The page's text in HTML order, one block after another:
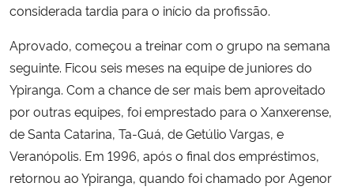
considerada tardia para o início da profissão.
Aprovado, começou a treinar com o grupo na semana
seguinte. Ficou seis meses na equipe de juniores do
Ypiranga. Com a chance de ser mais bem aproveitado
por outras equipes, foi emprestado para o Xanxerense,
de Santa Catarina, Ta-Guá, de Getúlio Vargas, e
Veranópolis. Em 1996, após o final dos empréstimos,
retornou ao Ypiranga, quando foi chamado por Agenor